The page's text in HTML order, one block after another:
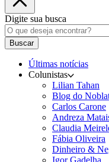
Digite sua busca
Buscar
Últimas notícias
Colunistas
Lilian Tahan
Blog do
Carlos Carone
Andreza
Claudia
Fábia Oliveira
Dinheiro &
Igor Gadelha